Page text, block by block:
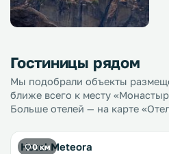
Гостиницы рядом
Мы подобрали объекты
ближе всего к месту
Больше отелей — на карте
0 км
Hotel Meteora